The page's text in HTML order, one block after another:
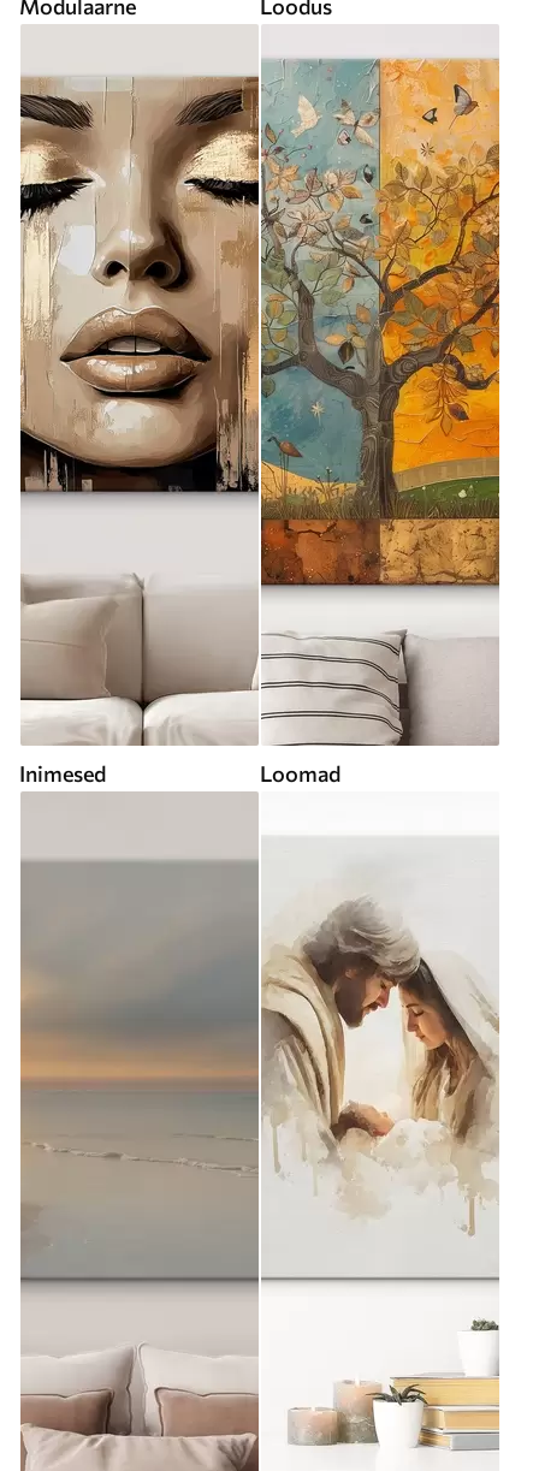
Modulaarne Loodus
Inimesed Loomad